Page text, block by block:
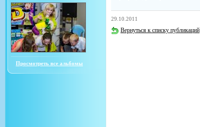
Просмотреть все альбомы
29.10.2011
Вернуться к списку публикаций